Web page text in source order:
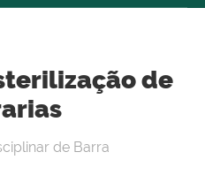
de
de Barra